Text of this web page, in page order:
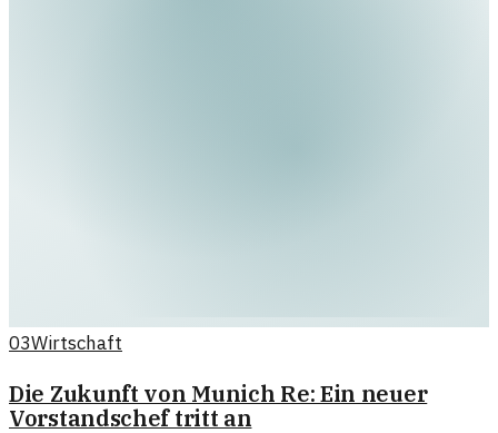
03Wirtschaft
Die Zukunft von Munich Re: Ein neuer
Vorstandschef tritt an